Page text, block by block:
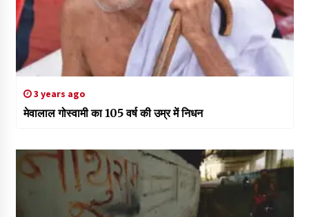
3 years ago
मेवालाल गोस्वामी का 105 वर्ष की उम्र में निधन